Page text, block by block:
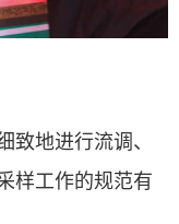
地进行流调、
样工作的规范有